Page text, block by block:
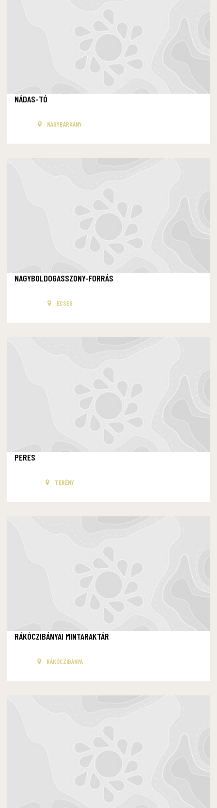
NÁDAS-TÓ
NAGYBÁRKÁNY
NAGYBOLDOGASSZONY-FORRÁS
ECSEG
PERES
TERÉNY
RÁKÓCZIBÁNYAI MINTARAKTÁR
RÁKÓCZIBÁNYA